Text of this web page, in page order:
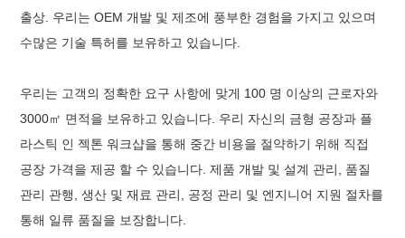
출상. 우리는 OEM 개발 및 제조에 풍부한 경험을 가지고 있으며
수많은 기술 특허를 보유하고 있습니다.
우리는 고객의 정확한 요구 사항에 맞게 100 명 이상의 근로자와
3000㎡ 면적을 보유하고 있습니다. 우리 자신의 금형 공장과 플
라스틱 인 젝톤 워크샵을 통해 중간 비용을 절약하기 위해 직접
공장 가격을 제공 할 수 있습니다. 제품 개발 및 설계 관리, 품질
관리 관행, 생산 및 재료 관리, 공정 관리 및 엔지니어 지원 절차를
통해 일류 품질을 보장합니다.